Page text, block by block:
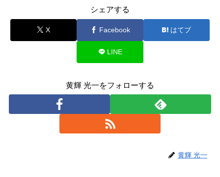
シェアする
X Facebook はてブ
LINE
黄輝 光一をフォローする
黄輝 光一